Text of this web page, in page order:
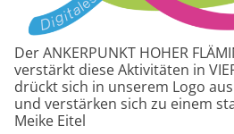
Der ANKERPUNKT HOHER
verstärkt diese Aktivitäten in
drückt sich in unserem Logo
und verstärken sich zu einem
Meike Eitel